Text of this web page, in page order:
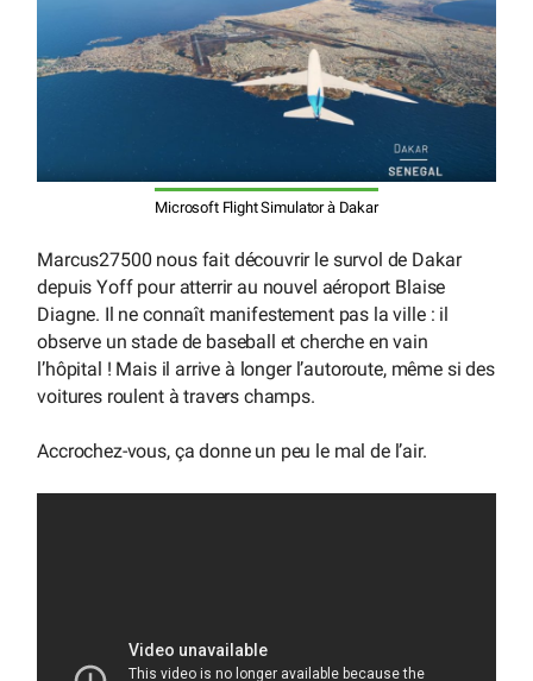
Microsoft Flight Simulator à Dakar
Marcus27500 nous fait découvrir le survol de Dakar
depuis Yoff pour atterrir au nouvel aéroport Blaise
Diagne. Il ne connaît manifestement pas la ville : il
observe un stade de baseball et cherche en vain
l’hôpital ! Mais il arrive à longer l’autoroute, même si des
voitures roulent à travers champs.
Accrochez-vous, ça donne un peu le mal de l’air.